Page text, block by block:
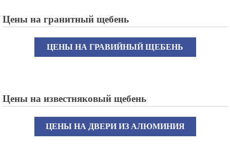
Цены на гранитный щебень
ЦЕНЫ НА ГРАВИЙНЫЙ ЩЕБЕНЬ
Цены на известняковый щебень
ЦЕНЫ НА ДВЕРИ ИЗ АЛЮМИНИЯ